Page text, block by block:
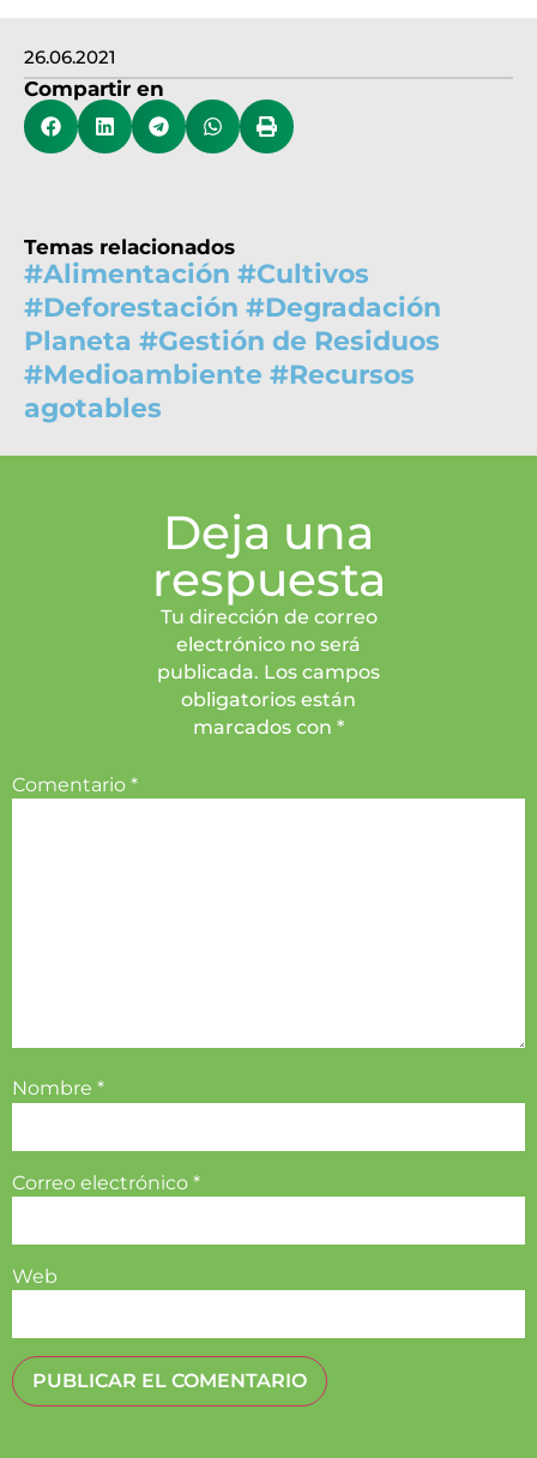
26.06.2021
Compartir en
Temas relacionados
#Alimentación #Cultivos
#Deforestación #Degradación
Planeta #Gestión de Residuos
#Medioambiente #Recursos
agotables
Deja una
respuesta
Tu dirección de correo
electrónico no será
publicada. Los campos
obligatorios están
marcados con *
Comentario *
Nombre *
Correo electrónico *
Web